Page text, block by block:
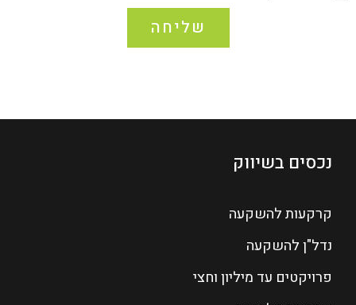
שליחה
נכסים בשיווק
קרקעות להשקעה
נדל"ן להשקעה
פרויקטים עד מיליון וחצי